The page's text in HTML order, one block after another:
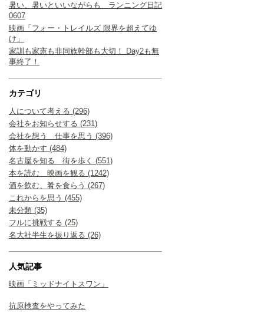
暑い、暑いといいながらも ランニング日記
0607
映画「フォー・トレイルズ 限界を超えてゆ
け」
家訓も家憲も非同族幹部も大切！ Day2も無
事終了！
カテゴリ
人について考える (296)
会社をお知らせする (231)
会社を想う 仕事を思う (396)
体を動かす (484)
名古屋を知る 街を歩く (551)
本を読む 映画を観る (1242)
酒を飲む、肴を食らう (267)
これからを思う (455)
未分類 (35)
フルに挑戦する (25)
名大社半生を振り返る (26)
人気記事
映画「ミッドナイトスワン」
抗原検査をやってみた